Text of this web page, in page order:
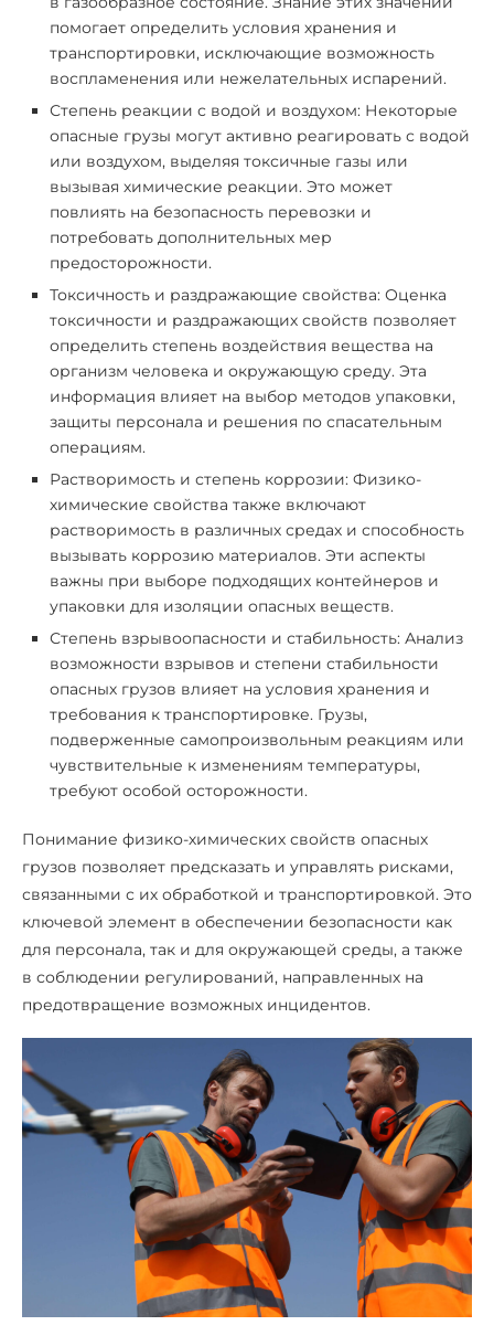
помогает определить условия хранения и
транспортировки, исключающие возможность
воспламенения или нежелательных испарений.
Степень реакции с водой и воздухом: Некоторые
опасные грузы могут активно реагировать с водой
или воздухом, выделяя токсичные газы или
вызывая химические реакции. Это может
повлиять на безопасность перевозки и
потребовать дополнительных мер
предосторожности.
Токсичность и раздражающие свойства: Оценка
токсичности и раздражающих свойств позволяет
определить степень воздействия вещества на
организм человека и окружающую среду. Эта
информация влияет на выбор методов упаковки,
защиты персонала и решения по спасательным
операциям.
Растворимость и степень коррозии: Физико-
химические свойства также включают
растворимость в различных средах и способность
вызывать коррозию материалов. Эти аспекты
важны при выборе подходящих контейнеров и
упаковки для изоляции опасных веществ.
Степень взрывоопасности и стабильность: Анализ
возможности взрывов и степени стабильности
опасных грузов влияет на условия хранения и
требования к транспортировке. Грузы,
подверженные самопроизвольным реакциям или
чувствительные к изменениям температуры,
требуют особой осторожности.
Понимание физико-химических свойств опасных
грузов позволяет предсказать и управлять рисками,
связанными с их обработкой и транспортировкой. Это
ключевой элемент в обеспечении безопасности как
для персонала, так и для окружающей среды, а также
в соблюдении регулирований, направленных на
предотвращение возможных инцидентов.